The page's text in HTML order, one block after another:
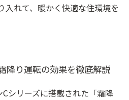
入れて、暖かく快適な住環境を
降り運転の効果を徹底解説
シリーズに搭載された「霜降